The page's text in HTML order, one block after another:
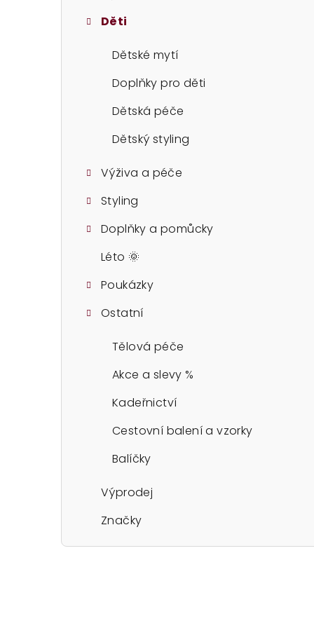
Děti
Dětské mytí
Doplňky pro děti
Dětská péče
Dětský styling
Výživa a péče
Styling
Doplňky a pomůcky
Léto 🌞
Poukázky
Ostatní
Tělová péče
Akce a slevy %
Kadeřnictví
Cestovní balení a vzorky
Balíčky
Výprodej
Značky